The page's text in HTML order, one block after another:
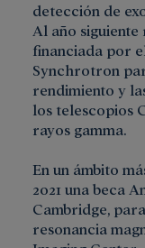
detección de
Al año
financiada por
Synchrotron
rendimiento y
los telescopios
rayos gamma.
En un ámbito
2021 una beca
Cambridge,
resonancia